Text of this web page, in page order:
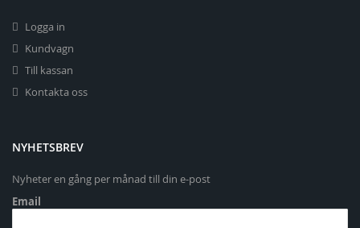
Logga in
Kundvagn
Till kassan
Kontakta oss
NYHETSBREV
Nyheter en gång per månad till din e-post
Email